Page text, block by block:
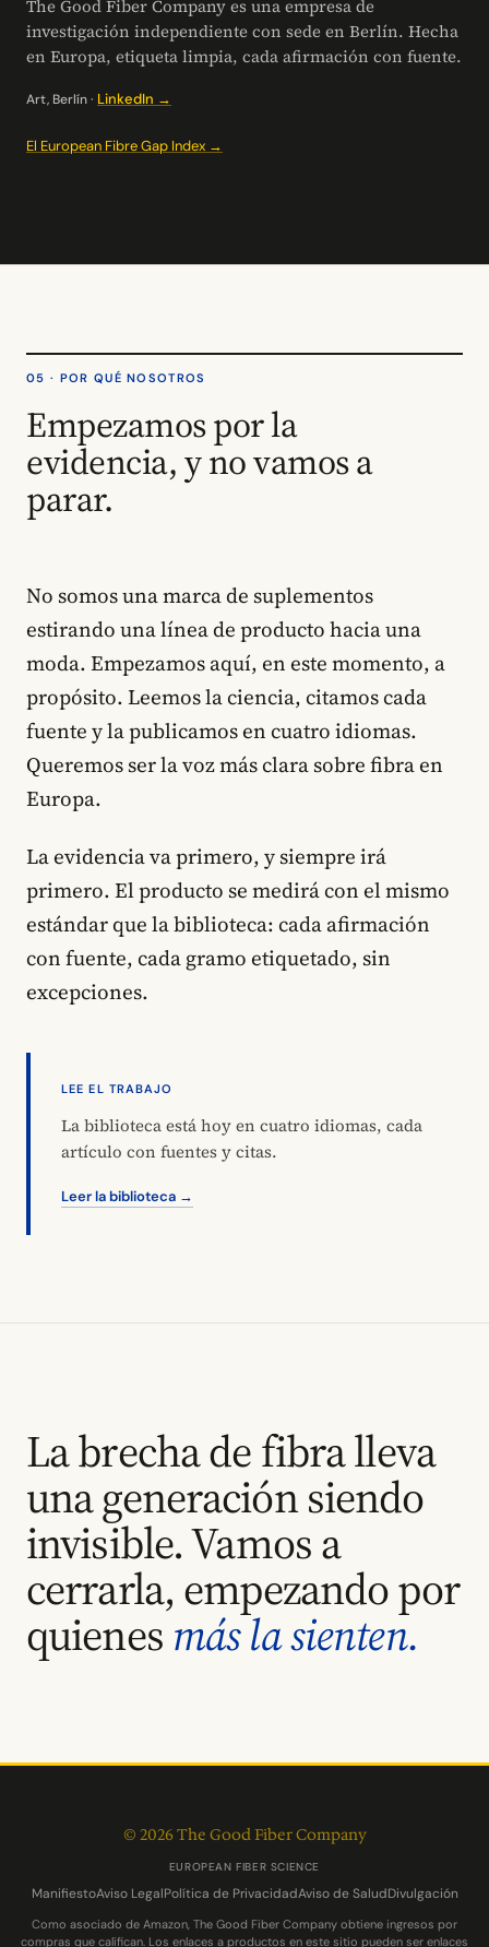
The Good Fiber Company es una empresa de
investigación independiente con sede en Berlín. Hecha
en Europa, etiqueta limpia, cada afirmación con fuente.
Art, Berlín · LinkedIn →
El European Fibre Gap Index →
05 · POR QUÉ NOSOTROS
Empezamos por la
evidencia, y no vamos a
parar.
No somos una marca de suplementos
estirando una línea de producto hacia una
moda. Empezamos aquí, en este momento, a
propósito. Leemos la ciencia, citamos cada
fuente y la publicamos en cuatro idiomas.
Queremos ser la voz más clara sobre fibra en
Europa.
La evidencia va primero, y siempre irá
primero. El producto se medirá con el mismo
estándar que la biblioteca: cada afirmación
con fuente, cada gramo etiquetado, sin
excepciones.
LEE EL TRABAJO
La biblioteca está hoy en cuatro idiomas, cada
artículo con fuentes y citas.
Leer la biblioteca →
La brecha de fibra lleva
una generación siendo
invisible. Vamos a
cerrarla, empezando por
quienes más la sienten.
© 2026 The Good Fiber Company
EUROPEAN FIBER SCIENCE
ManifiestoAviso LegalPolítica de PrivacidadAviso de SaludDivulgación
Como asociado de Amazon, The Good Fiber Company obtiene ingresos por
compras que califican. Los enlaces a productos en este sitio pueden ser enlaces